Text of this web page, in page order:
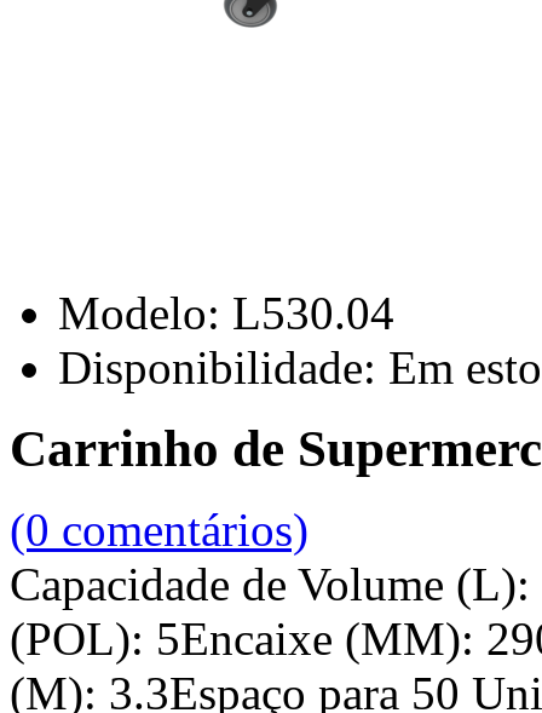
Modelo: L530.04
Disponibilidade: Em
Carrinho de
(0 comentários)
Capacidade de Volume
(POL): 5Encaixe (MM):
(M): 3.3Espaço para 50